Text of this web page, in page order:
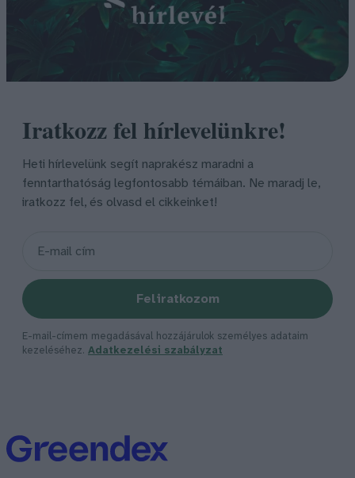
Iratkozz fel hírlevelünkre!
Heti hírlevelünk segít naprakész maradni a
fenntarthatóság legfontosabb témáiban. Ne maradj le,
iratkozz fel, és olvasd el cikkeinket!
Feliratkozom
E-mail-címem megadásával hozzájárulok személyes adataim
kezeléséhez. Adatkezelési szabályzat